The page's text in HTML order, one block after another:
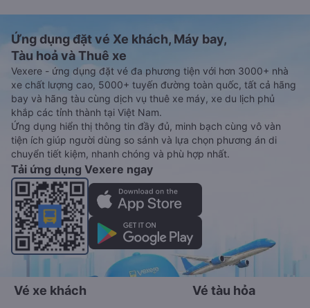
Ứng dụng đặt vé Xe khách, Máy bay,
Tàu hoả và Thuê xe
Vexere - ứng dụng đặt vé đa phương tiện với hơn 3000+ nhà
xe chất lượng cao, 5000+ tuyến đường toàn quốc, tất cả hãng
bay và hãng tàu cùng dịch vụ thuê xe máy, xe du lịch phủ
khắp các tỉnh thành tại Việt Nam.
Ứng dụng hiển thị thông tin đầy đủ, minh bạch cùng vô vàn
tiện ích giúp người dùng so sánh và lựa chọn phương án di
chuyển tiết kiệm, nhanh chóng và phù hợp nhất.
Tải ứng dụng Vexere ngay
Vé xe khách Vé tàu hỏa